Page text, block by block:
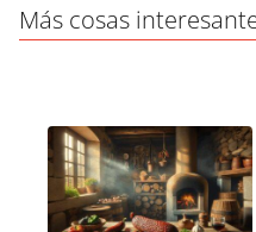
Más cosas